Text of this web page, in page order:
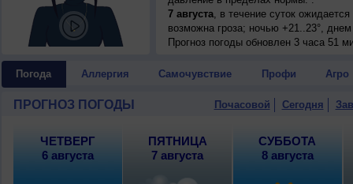
7 августа, в течение суток
возможна гроза; ночью +21..23°,
8 августа, в течение суток
9 августа, ожидается переменная
Прогноз погоды обновлен 3 часа 51
Погода Аллергия Самочувствие Профи Агро
ПРОГНОЗ ПОГОДЫ Почасовой Сегодня
ЧЕТВЕРГ
6 августа
ПЯТНИЦА
7 августа
СУББОТА
8 августа